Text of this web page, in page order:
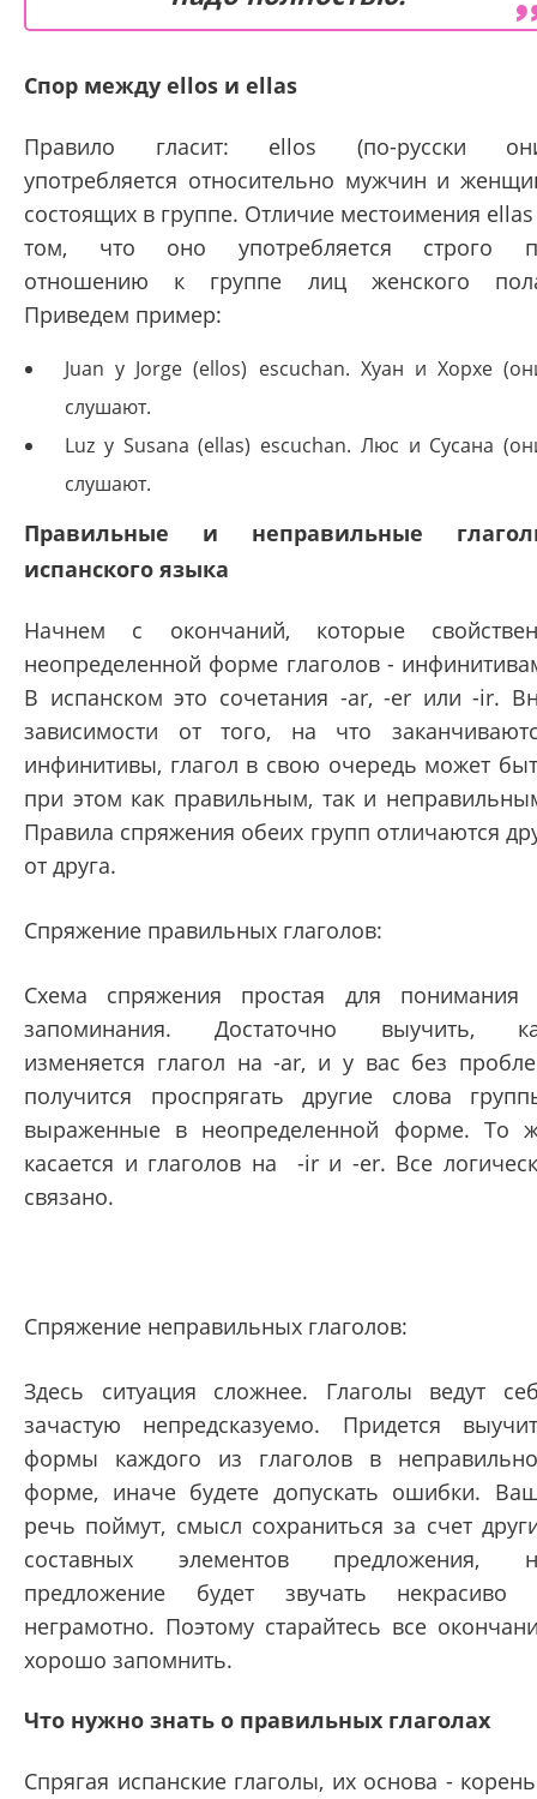
Спор между ellos и ellas
Правило гласит: ellos (по-русски
употребляется относительно мужчин и
состоящих в группе. Отличие местоимения
том, что оно употребляется строго
отношению к группе лиц женского
Приведем пример:
Juan y Jorge (ellos) escuchan. Хуан и Хорхе
слушают.
Luz y Susana (ellas) escuchan. Люс и Сусана
слушают.
Правильные и неправильные
испанского языка
Начнем с окончаний, которые
неопределенной форме глаголов -
В испанском это сочетания -ar, -er или -ir.
зависимости от того, на что
инфинитивы, глагол в свою очередь может
при этом как правильным, так и
Правила спряжения обеих групп отличаются
от друга.
Спряжение правильных глаголов:
Схема спряжения простая для понимания
запоминания. Достаточно выучить,
изменяется глагол на -ar, и у вас без
получится проспрягать другие слова
выраженные в неопределенной форме. То
касается и глаголов на -ir и -er. Все
связано.
Спряжение неправильных глаголов:
Здесь ситуация сложнее. Глаголы ведут
зачастую непредсказуемо. Придется
формы каждого из глаголов в
форме, иначе будете допускать ошибки.
речь поймут, смысл сохраниться за счет
составных элементов предложения,
предложение будет звучать некрасиво
неграмотно. Поэтому старайтесь все
хорошо запомнить.
Что нужно знать о правильных глаголах
Спрягая испанские глаголы, их основа -